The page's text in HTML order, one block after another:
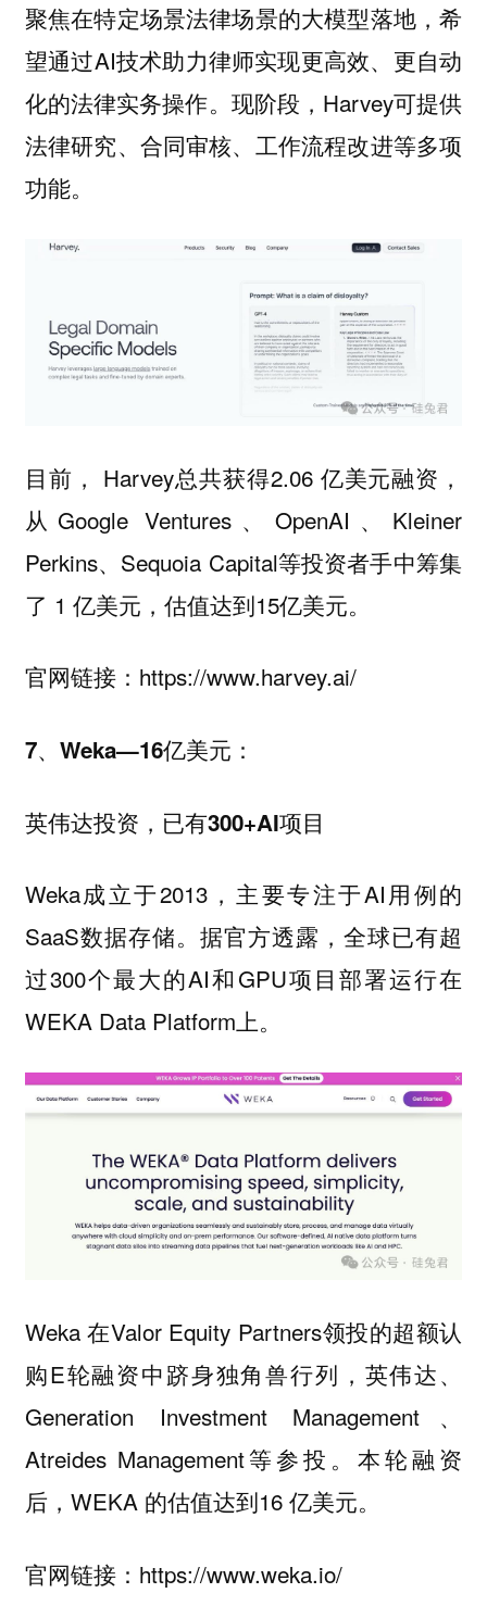
聚焦在特定场景法律场景的大模型落地，希
望通过AI技术助力律师实现更高效、更自动
化的法律实务操作。现阶段，Harvey可提供
法律研究、合同审核、工作流程改进等多项
功能。
目前， Harvey总共获得2.06 亿美元融资，
从Google Ventures、OpenAI、Kleiner
Perkins、Sequoia Capital等投资者手中筹集
了 1 亿美元，估值达到15亿美元。
官网链接：https://www.harvey.ai/
7、Weka—16亿美元：
英伟达投资，已有300+AI项目
Weka成立于2013，主要专注于AI用例的
SaaS数据存储。据官方透露，全球已有超
过300个最大的AI和GPU项目部署运行在
WEKA Data Platform上。
Weka 在Valor Equity Partners领投的超额认
购E轮融资中跻身独角兽行列，英伟达、
Generation Investment Management、
Atreides Management等参投。本轮融资
后，WEKA 的估值达到16 亿美元。
官网链接：https://www.weka.io/